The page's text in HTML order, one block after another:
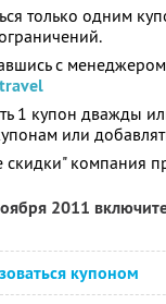
только одним
с
1 купон дважды
или
компания
2011
купоном